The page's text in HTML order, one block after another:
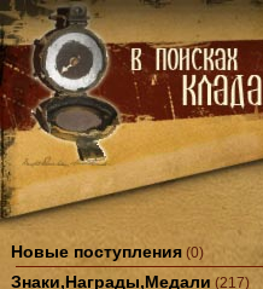
Новые поступления (0)
Знаки,Награды,Медали (217)